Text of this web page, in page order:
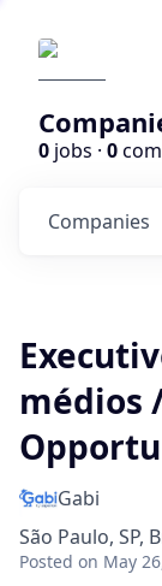
0 jobs · 0
Companies
médios
Gabi
São Paulo, SP,
Posted on May